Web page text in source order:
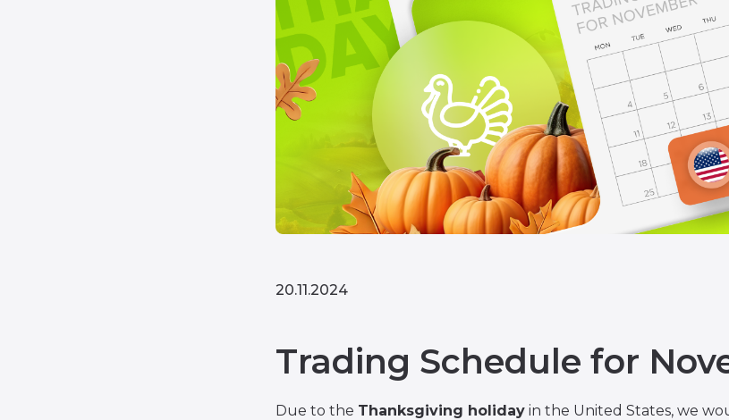
Due to the Thanksgiving holiday in the United States, we
Trading Schedule for
20.11.2024